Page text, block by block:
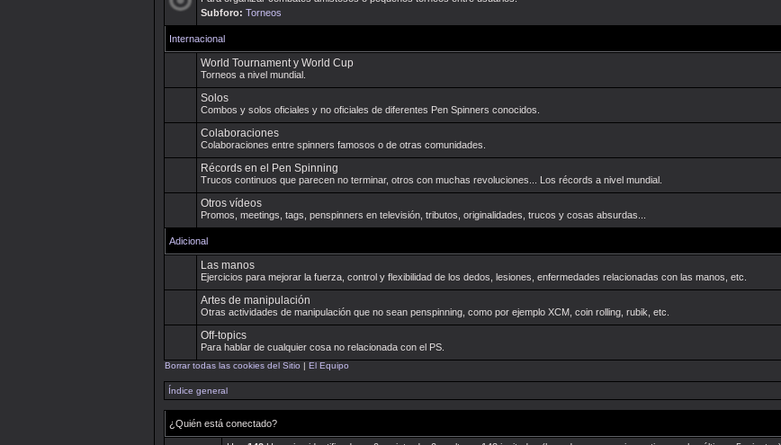
Subforo: Torneos
Internacional
World Tournament y World Cup
Torneos a nivel mundial.
Solos
Combos y solos oficiales y no oficiales de diferentes Pen Spinners conocidos.
Colaboraciones
Colaboraciones entre spinners famosos o de otras comunidades.
Récords en el Pen Spinning
Trucos continuos que parecen no terminar, otros con muchas revoluciones... Los récords a nivel mundial.
Otros vídeos
Promos, meetings, tags, penspinners en televisión, tributos, originalidades, trucos y cosas absurdas...
Adicional
Las manos
Ejercicios para mejorar la fuerza, control y flexibilidad de los dedos, lesiones, enfermedades relacionadas con las manos, etc.
Artes de manipulación
Otras actividades de manipulación que no sean penspinning, como por ejemplo XCM, coin rolling, rubik, etc.
Off-topics
Para hablar de cualquier cosa no relacionada con el PS.
Borrar todas las cookies del Sitio | El Equipo
Índice general
¿Quién está conectado?